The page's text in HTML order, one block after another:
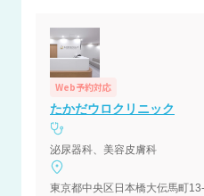
Web予約対応
たかだウロクリニック
泌尿器科、美容皮膚科
東京都中央区日本橋大伝馬町